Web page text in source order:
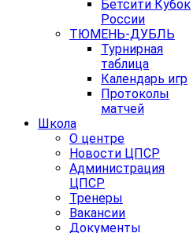
Бетсити Кубок
России
ТЮМЕНЬ-ДУБЛЬ
Турнирная
таблица
Календарь игр
Протоколы
матчей
Школа
О центре
Новости ЦПСР
Администрация
ЦПСР
Тренеры
Вакансии
Документы